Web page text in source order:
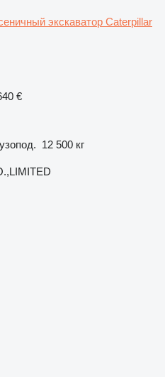
экскаватор Caterpillar
€
12 500 кг